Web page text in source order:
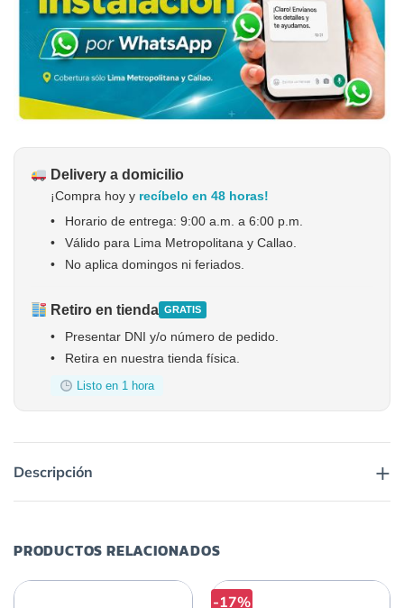
Delivery a domicilio
¡Compra hoy y recíbelo en 48 horas!
•
Horario de entrega: 9:00 a.m. a 6:00 p.m.
•
Válido para Lima Metropolitana y Callao.
•
No aplica domingos ni feriados.
Retiro en tienda GRATIS
•
Presentar DNI y/o número de pedido.
•
Retira en nuestra tienda física.
Listo en 1 hora
Descripción +
PRODUCTOS RELACIONADOS
-17%